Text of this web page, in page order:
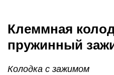
Клеммная
пружинный
Колодка с зажимом